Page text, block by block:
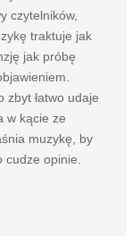
czytelników,
traktuje jak
jak próbę
zbyt łatwo udaje
w kącie ze
muzykę, by
cudze opinie.